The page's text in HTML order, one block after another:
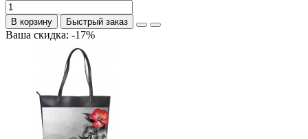
В корзину Быстрый заказ
Ваша скидка: -17%